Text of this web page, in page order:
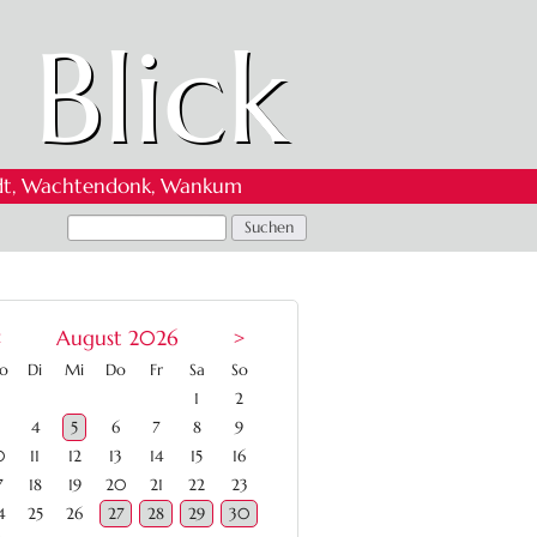
Wachtendonk, Wankum
August 2026 >
ntag
Dienstag
Mittwoch
Donnerstag
FreitagSamstag
Sonntag
1
2
4
5 6 7 8
9
11 12 13 14 15
16
18 19 20 21 22
23
25 26 27 28 29
30